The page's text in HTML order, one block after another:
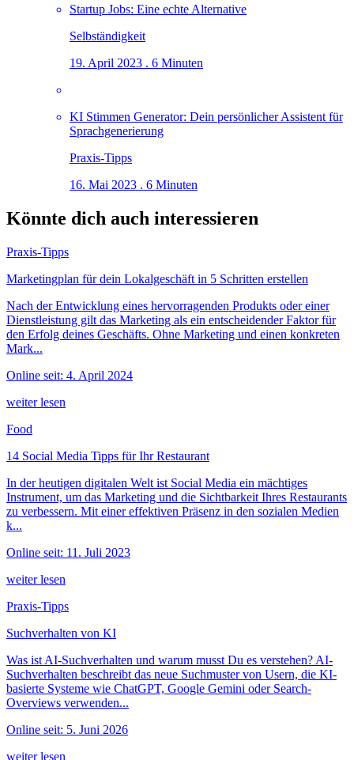
Startup Jobs: Eine echte Alternative
Selbständigkeit
19. April 2023 . 6 Minuten
KI Stimmen Generator: Dein persönlicher Assistent für
Sprachgenerierung
Praxis-Tipps
16. Mai 2023 . 6 Minuten
Könnte dich auch interessieren
Praxis-Tipps
Marketingplan für dein Lokalgeschäft in 5 Schritten erstellen
Nach der Entwicklung eines hervorragenden Produkts oder einer
Dienstleistung gilt das Marketing als ein entscheidender Faktor für
den Erfolg deines Geschäfts. Ohne Marketing und einen konkreten
Mark...
Online seit: 4. April 2024
weiter lesen
Food
14 Social Media Tipps für Ihr Restaurant
In der heutigen digitalen Welt ist Social Media ein mächtiges
Instrument, um das Marketing und die Sichtbarkeit Ihres Restaurants
zu verbessern. Mit einer effektiven Präsenz in den sozialen Medien
k...
Online seit: 11. Juli 2023
weiter lesen
Praxis-Tipps
Suchverhalten von KI
Was ist AI-Suchverhalten und warum musst Du es verstehen? AI-
Suchverhalten beschreibt das neue Suchmuster von Usern, die KI-
basierte Systeme wie ChatGPT, Google Gemini oder Search-
Overviews verwenden...
Online seit: 5. Juni 2026
weiter lesen